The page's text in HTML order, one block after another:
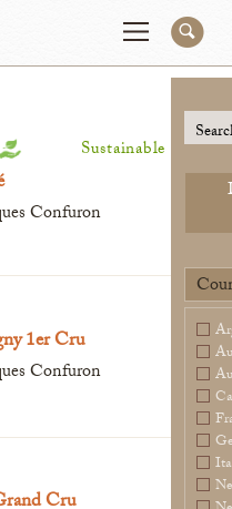
Connect
Pay My Bill
Sustainable
Confuron
1er Cru
Confuron
Cru